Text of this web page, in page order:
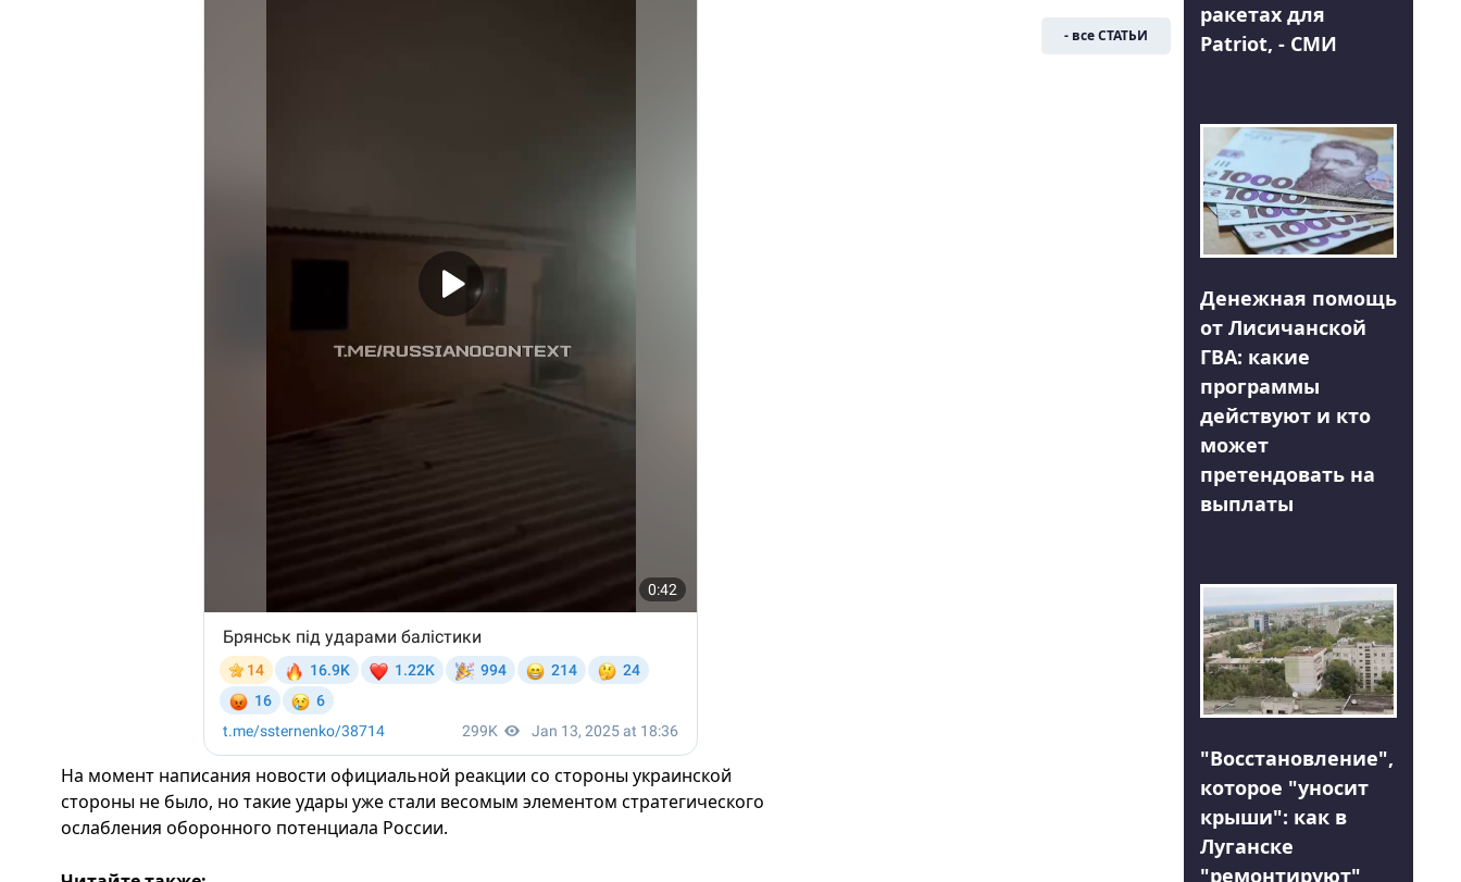
На момент написания новости официальной реакции со стороны украинской
стороны не было, но такие удары уже стали весомым элементом стратегического
ослабления оборонного потенциала России.
- все СТАТЬИ
ракетах для
Patriot, - СМИ
Денежная помощь
от Лисичанской
ГВА: какие
программы
действуют и кто
может
претендовать на
выплаты
"Восстановление",
которое "уносит
крыши": как в
Луганске
"ремонтируют"